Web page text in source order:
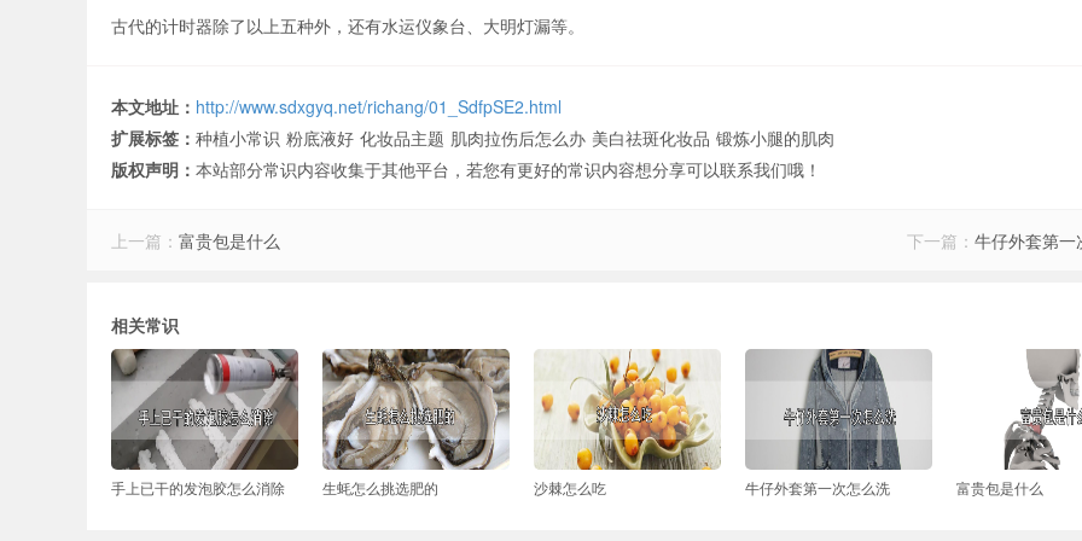
古代的计时器除了以上五种外，还有水运仪象台、大明灯漏等。
本文地址： http://www.sdxgyq.net/richang/01_SdfpSE2.html
扩展标签： 种植小常识 粉底液好 化妆品主题 肌肉拉伤后怎么办 美白祛斑化妆品 锻炼小腿的肌肉
版权声明： 本站部分常识内容收集于其他平台，若您有更好的常识内容想分享可以联系我们哦！
上一篇： 富贵包是什么 下一篇： 牛仔外套第一
相关常识
手上已干的发泡胶怎么消除 生蚝怎么挑选肥的 沙棘怎么吃 牛仔外套第一次怎么洗 富贵包是什么